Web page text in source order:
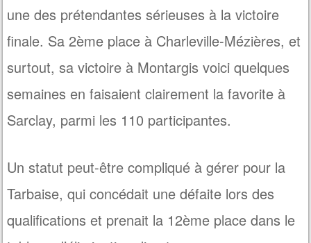
une des prétendantes sérieuses à la victoire
finale. Sa 2ème place à Charleville-Mézières, et
surtout, sa victoire à Montargis voici quelques
semaines en faisaient clairement la favorite à
Sarclay, parmi les 110 participantes.
Un statut peut-être compliqué à gérer pour la
Tarbaise, qui concédait une défaite lors des
qualifications et prenait la 12ème place dans le